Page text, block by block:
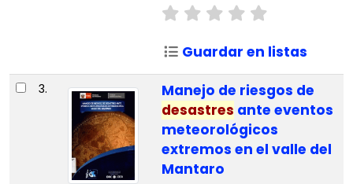
Guardar en listas
3.
Manejo de riesgos de
desastres ante eventos
meteorológicos
extremos en el valle del
Mantaro